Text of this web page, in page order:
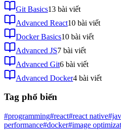
Git Basics13 bài viết
Advanced React10 bài viết
Docker Basics10 bài viết
Advanced JS7 bài viết
Advanced Git6 bài viết
Advanced Docker4 bài viết
Tag phổ biến
#programming#react#react native
performance#docker#image